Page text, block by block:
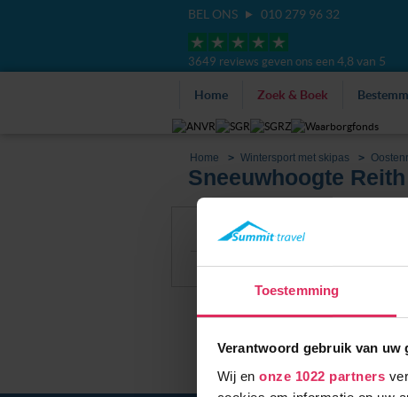
Toestemming
Verantwoord gebruik van uw
Wij en onze 1022 partners
BEL ONS 010 279 96 32
3649 reviews geven ons een 4,8 van 5
Home Zoek & Boek
Home Wintersport met skipas
Sneeuwhoogte
Filter
Weer Sneeuwhoogte